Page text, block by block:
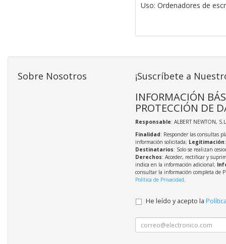
Uso: Ordenadores de
Sobre Nosotros ¡Suscríbete a
INFORMACIÓN
PROTECCIÓN DE
Responsable: ALBERT NEWTON,
Finalidad: Responder las consultas
información solicitada; Legitimación
Destinatarios: Solo se realizan
Derechos: Acceder, rectificar y
indica en la información adicional;
consultar la información completa de
Política de Privacidad.
He leído y acepto la